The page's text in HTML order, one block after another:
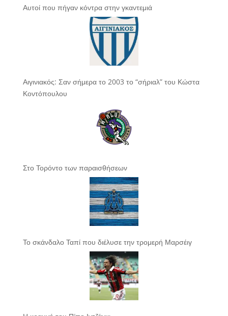
Αυτοί που πήγαν κόντρα στην γκαντεμιά
Αιγινιακός: Σαν σήμερα το 2003 το “σήριαλ” του Κώστα
Κοντόπουλου
Στο Τορόντο των παραισθήσεων
Το σκάνδαλο Ταπί που διέλυσε την τρομερή Μαρσέιγ